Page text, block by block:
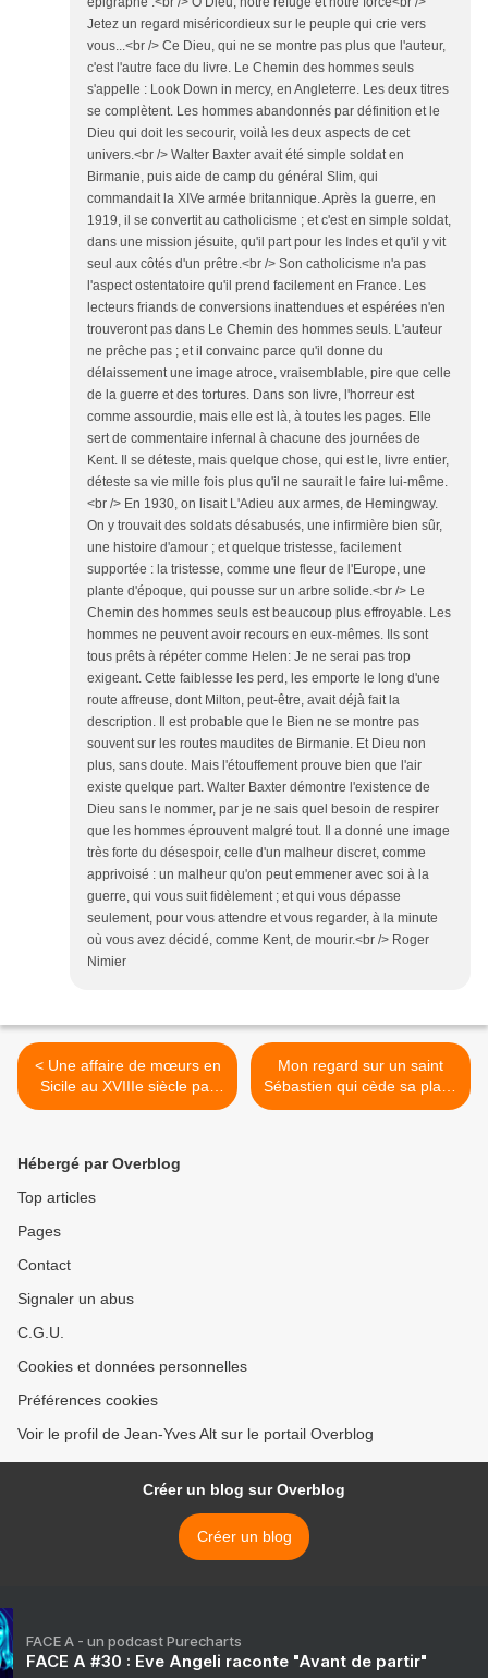
Jetez un regard miséricordieux sur le peuple qui crie vers
vous...<br /> Ce Dieu, qui ne se montre pas plus que l'auteur,
c'est l'autre face du livre. Le Chemin des hommes seuls
s'appelle : Look Down in mercy, en Angleterre. Les deux titres
se complètent. Les hommes abandonnés par définition et le
Dieu qui doit les secourir, voilà les deux aspects de cet
univers.<br /> Walter Baxter avait été simple soldat en
Birmanie, puis aide de camp du général Slim, qui
commandait la XIVe armée britannique. Après la guerre, en
1919, il se convertit au catholicisme ; et c'est en simple soldat,
dans une mission jésuite, qu'il part pour les Indes et qu'il y vit
seul aux côtés d'un prêtre.<br /> Son catholicisme n'a pas
l'aspect ostentatoire qu'il prend facilement en France. Les
lecteurs friands de conversions inattendues et espérées n'en
trouveront pas dans Le Chemin des hommes seuls. L'auteur
ne prêche pas ; et il convainc parce qu'il donne du
délaissement une image atroce, vraisemblable, pire que celle
de la guerre et des tortures. Dans son livre, l'horreur est
comme assourdie, mais elle est là, à toutes les pages. Elle
sert de commentaire infernal à chacune des journées de
Kent. Il se déteste, mais quelque chose, qui est le, livre entier,
déteste sa vie mille fois plus qu'il ne saurait le faire lui-même.
<br /> En 1930, on lisait L'Adieu aux armes, de Hemingway.
On y trouvait des soldats désabusés, une infirmière bien sûr,
une histoire d'amour ; et quelque tristesse, facilement
supportée : la tristesse, comme une fleur de l'Europe, une
plante d'époque, qui pousse sur un arbre solide.<br /> Le
Chemin des hommes seuls est beaucoup plus effroyable. Les
hommes ne peuvent avoir recours en eux-mêmes. Ils sont
tous prêts à répéter comme Helen: Je ne serai pas trop
exigeant. Cette faiblesse les perd, les emporte le long d'une
route affreuse, dont Milton, peut-être, avait déjà fait la
description. Il est probable que le Bien ne se montre pas
souvent sur les routes maudites de Birmanie. Et Dieu non
plus, sans doute. Mais l'étouffement prouve bien que l'air
existe quelque part. Walter Baxter démontre l'existence de
Dieu sans le nommer, par je ne sais quel besoin de respirer
que les hommes éprouvent malgré tout. Il a donné une image
très forte du désespoir, celle d'un malheur discret, comme
apprivoisé : un malheur qu'on peut emmener avec soi à la
guerre, qui vous suit fidèlement ; et qui vous dépasse
seulement, pour vous attendre et vous regarder, à la minute
où vous avez décidé, comme Kent, de mourir.<br /> Roger
Nimier
< Une affaire de mœurs en
Sicile au XVIIIe siècle par
Roger Peyrefitte
Mon regard sur un saint
Sébastien qui cède sa place
à sainte Irène >
Hébergé par Overblog
Top articles
Pages
Contact
Signaler un abus
C.G.U.
Cookies et données personnelles
Préférences cookies
Voir le profil de Jean-Yves Alt sur le portail Overblog
Créer un blog sur Overblog
Créer un blog
FACE A - un podcast Purecharts
FACE A #30 : Eve Angeli raconte "Avant de partir"